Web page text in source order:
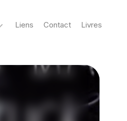
Liens Contact Livres